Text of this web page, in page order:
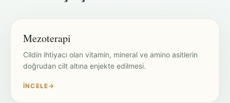
Mezoterapi
Cildin ihtiyacı olan vitamin, mineral ve amino asitlerin
doğrudan cilt altına enjekte edilmesi.
İNCELE→